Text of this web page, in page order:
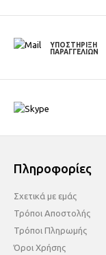
ΥΠΟΣΤΗΡΙΞΗ
ΠΑΡΑΓΓΕΛΙΩΝ
Πληροφορίες
Σχετικά με εμάς
Τρόποι Αποστολής
Τρόποι Πληρωμής
Όροι Χρήσης